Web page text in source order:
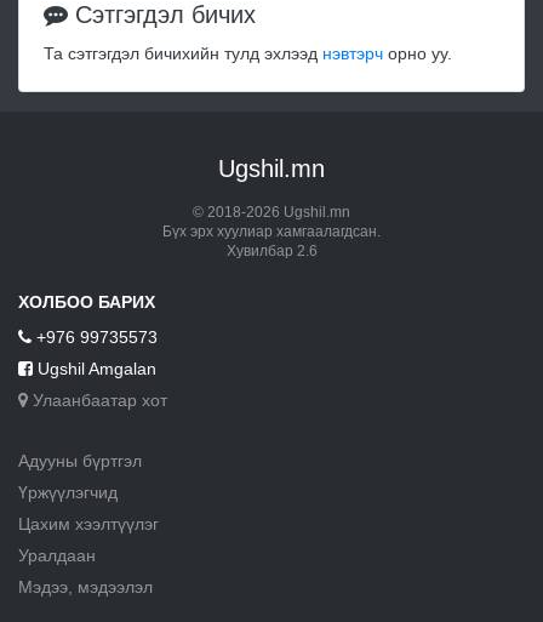
Сэтгэгдэл бичих
Та сэтгэгдэл бичихийн тулд эхлээд нэвтэрч орно уу.
Ugshil.mn
© 2018-2026 Ugshil.mn
Бүх эрх хуулиар хамгаалагдсан.
Хувилбар 2.6
ХОЛБОО БАРИХ
+976 99735573
Ugshil Amgalan
Улаанбаатар хот
Адууны бүртгэл
Үржүүлэгчид
Цахим хээлтүүлэг
Уралдаан
Мэдээ, мэдээлэл